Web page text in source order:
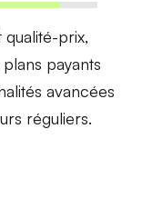
prix,
payants
avancées
réguliers.